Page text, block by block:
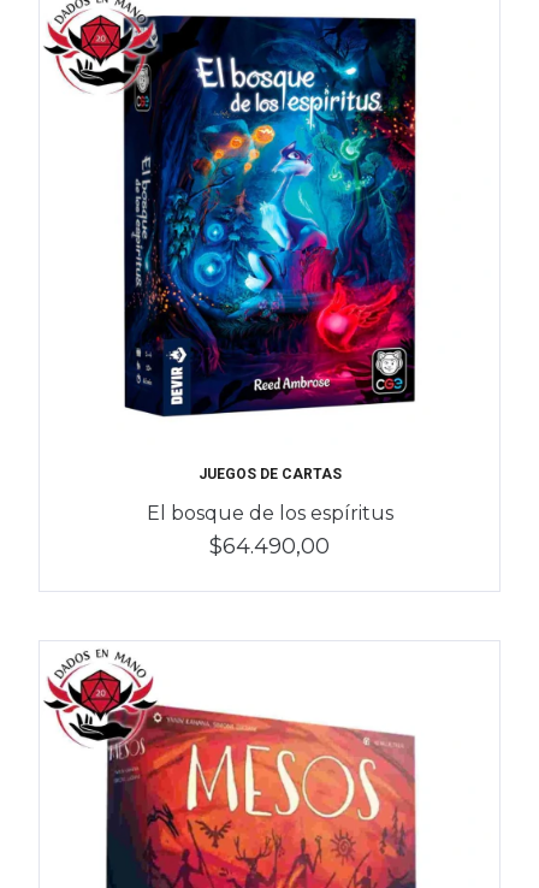
JUEGOS DE CARTAS
El bosque de los espíritus
$64.490,00